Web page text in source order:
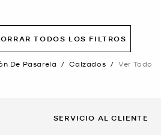
TODOS LOS FILTROS
De Pasarela / Calzados / Ver Todo
SERVICIO AL CLIENTE